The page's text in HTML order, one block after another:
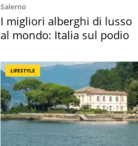
Salerno
I migliori alberghi di lusso
al mondo: Italia sul podio
LIFESTYLE